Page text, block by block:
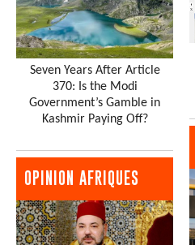
Seven Years After Article
370: Is the Modi
Government’s Gamble in
Kashmir Paying Off?
OPINION AFRIQUES